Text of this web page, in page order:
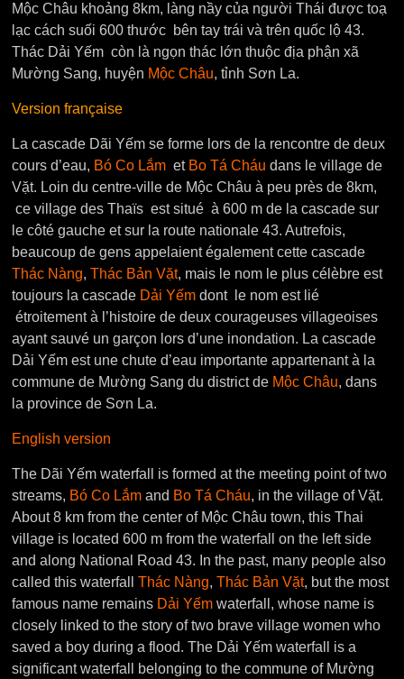
Mộc Châu khoảng 8km, làng nầy của người Thái được toạ
lạc cách suối 600 thước bên tay trái và trên quốc lộ 43.
Thác Dải Yếm còn là ngọn thác lớn thuộc địa phận xã
Mường Sang, huyện Mộc Châu, tỉnh Sơn La.
Version française
La cascade Dãi Yếm se forme lors de la rencontre de deux
cours d’eau, Bó Co Lắm et Bo Tá Cháu dans le village de
Vặt. Loin du centre-ville de Mộc Châu à peu près de 8km,
ce village des Thaïs est situé à 600 m de la cascade sur
le côté gauche et sur la route nationale 43. Autrefois,
beaucoup de gens appelaient également cette cascade
Thác Nàng,Thác Bản Vặt, mais le nom le plus célèbre est
toujours la cascade Dải Yếm dont le nom est lié
étroitement à l’histoire de deux courageuses villageoises
ayant sauvé un garçon lors d’une inondation. La cascade
Dải Yếm est une chute d’eau importante appartenant à la
commune de Mường Sang du district de Mộc Châu, dans
la province de Sơn La.
English version
The Dãi Yếm waterfall is formed at the meeting point of two
streams, Bó Co Lắm and Bo Tá Cháu, in the village of Vặt.
About 8 km from the center of Mộc Châu town, this Thai
village is located 600 m from the waterfall on the left side
and along National Road 43. In the past, many people also
called this waterfallThác Nàng,Thác Bản Vặt, but the most
famous name remains Dải Yếm waterfall, whose name is
closely linked to the story of two brave village women who
saved a boy during a flood. The Dải Yếm waterfall is a
significant waterfall belonging to the commune of Mường